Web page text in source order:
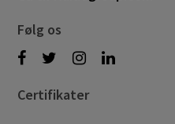
Følg os
Certifikater